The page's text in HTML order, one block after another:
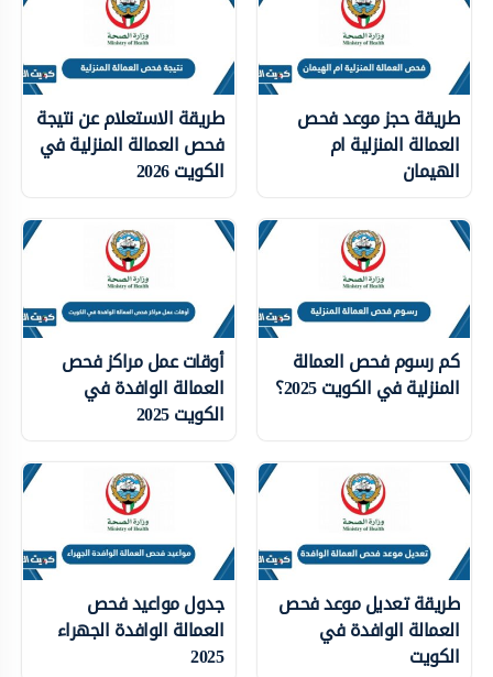
طريقة حجز موعد فحص
العمالة المنزلية ام
الهيمان
طريقة الاستعلام عن نتيجة
فحص العمالة المنزلية في
الكويت 2026
كم رسوم فحص العمالة
المنزلية في الكويت 2025؟
أوقات عمل مراكز فحص
العمالة الوافدة في
الكويت 2025
طريقة تعديل موعد فحص
العمالة الوافدة في
الكويت
جدول مواعيد فحص
العمالة الوافدة الجهراء
2025